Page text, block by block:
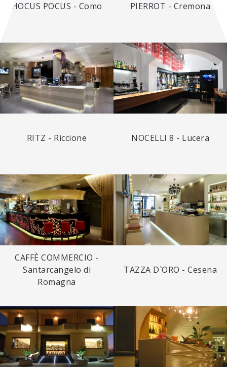
HOCUS POCUS - Como PIERROT - Cremona
RITZ - Riccione NOCELLI 8 - Lucera
CAFFÈ COMMERCIO -
Santarcangelo di
Romagna
TAZZA D`ORO - Cesena